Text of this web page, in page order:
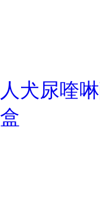
人犬尿喹
盒